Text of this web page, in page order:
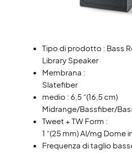
Tipo di prodotto : Bass
Library Speaker
Membrana :
Slatefiber
medio : 6,5 “(16,5 cm)
Midrange/Bassfiber/
Tweet + TW Form :
1 “(25 mm) Al/mg Dome
Frequenza di taglio